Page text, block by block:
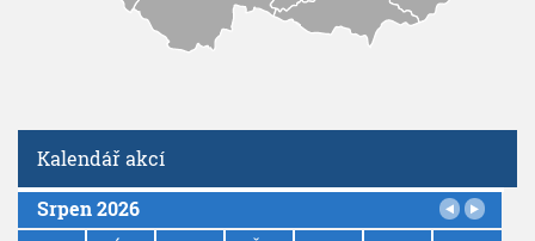
Kalendář akcí
P
Srpen 2026